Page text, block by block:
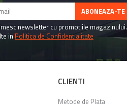
newsletter cu promotiile magazinului.
in Politica de Confidentialitate
CLIENTI
Metode de Plata